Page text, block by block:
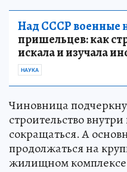
Над СССР военные
пришельцев: как
искала и изучала
НАУКА
Чиновница
строительство
сокращаться. А
продолжаться на
жилищном комплексе